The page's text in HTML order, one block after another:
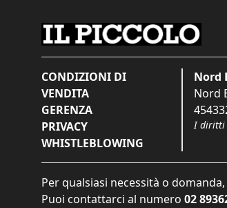
CONDIZIONI DI
VENDITA
GERENZA
PRIVACY
WHISTLEBLOWING
Nord
Nord
I diritti
Per qualsiasi necessità o
Puoi contattarci al numero 02